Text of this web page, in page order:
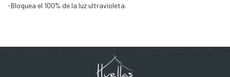
-Bloquea el 100% de la luz ultravioleta.